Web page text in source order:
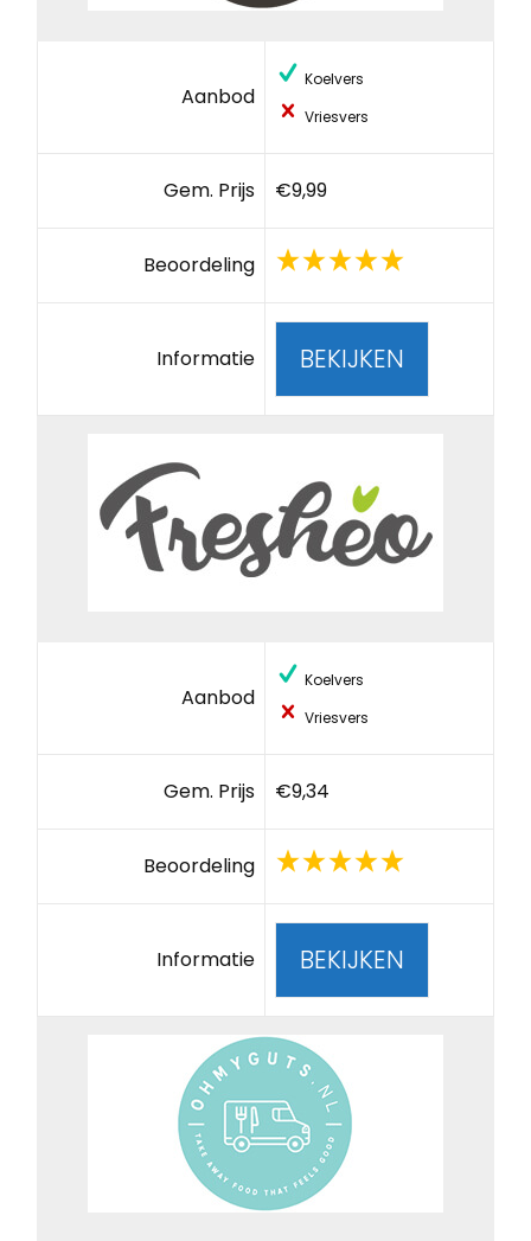
Aanbod
Koelvers
Vriesvers
Gem. Prijs €9,99
Beoordeling
Informatie BEKIJKEN
Aanbod
Koelvers
Vriesvers
Gem. Prijs €9,34
Beoordeling
Informatie BEKIJKEN